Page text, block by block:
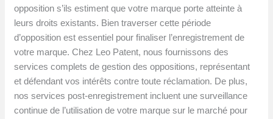
opposition s’ils estiment que votre marque porte atteinte à
leurs droits existants. Bien traverser cette période
d’opposition est essentiel pour finaliser l’enregistrement de
votre marque. Chez Leo Patent, nous fournissons des
services complets de gestion des oppositions, représentant
et défendant vos intérêts contre toute réclamation. De plus,
nos services post-enregistrement incluent une surveillance
continue de l’utilisation de votre marque sur le marché pour